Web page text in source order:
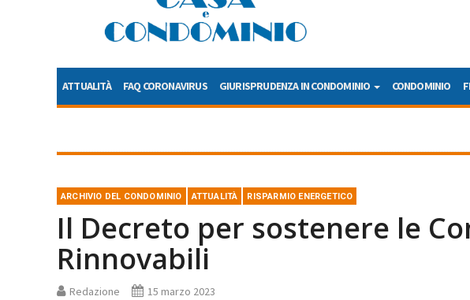
ATTUALITÀ FAQ CORONAVIRUS GIURISPRUDENZA IN CONDOMINIO CONDOMINIO
ARCHIVIO DEL CONDOMINIO ATTUALITÀ RISPARMIO ENERGETICO
Il Decreto per sostenere le
Rinnovabili
Redazione 15 marzo 2023